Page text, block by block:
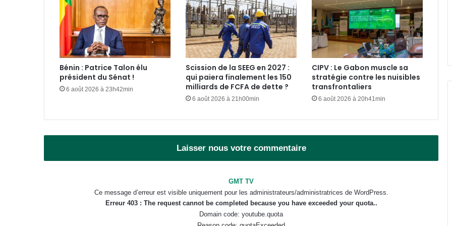
SOGARA
IST : les inscriptions au concours
d’entrée 2026-2027 ouvertes
jusqu’au 31 août
Libreville : plus d’une tonne de
cannabis saisie
premières élections
professionnelles
droit »
Bénin : Patrice Talon élu
président du Sénat !
6 août 2026 à 23h42min
Scission de la SEEG en 2027 :
qui paiera finalement les 150
milliards de FCFA de dette ?
6 août 2026 à 21h00min
CIPV : Le Gabon muscle sa
stratégie contre les nuisibles
transfrontaliers
6 août 2026 à 20h41min
Laisser nous votre commentaire
GMT TV
Ce message d’erreur est visible uniquement pour les administrateurs/administratrices de WordPress.
Erreur 403 : The request cannot be completed because you have exceeded your quota..
Domain code: youtube.quota